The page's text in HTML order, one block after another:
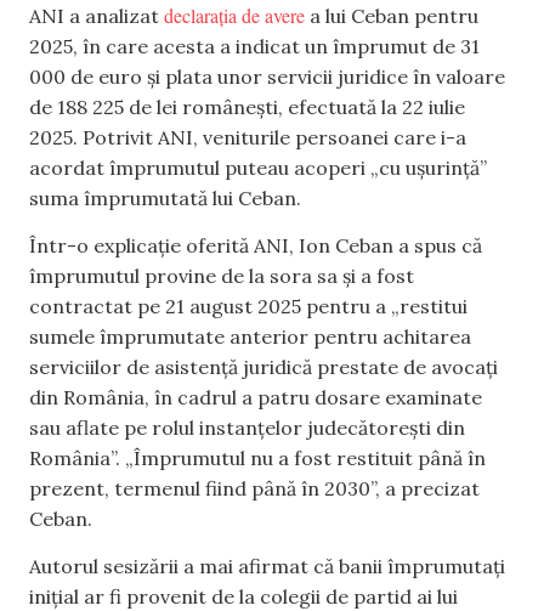
ANI a analizat declarația de avere a lui Ceban pentru
2025, în care acesta a indicat un împrumut de 31
000 de euro și plata unor servicii juridice în valoare
de 188 225 de lei românești, efectuată la 22 iulie
2025. Potrivit ANI, veniturile persoanei care i-a
acordat împrumutul puteau acoperi „cu ușurință”
suma împrumutată lui Ceban.
Într-o explicație oferită ANI, Ion Ceban a spus că
împrumutul provine de la sora sa și a fost
contractat pe 21 august 2025 pentru a „restitui
sumele împrumutate anterior pentru achitarea
serviciilor de asistență juridică prestate de avocați
din România, în cadrul a patru dosare examinate
sau aflate pe rolul instanțelor judecătorești din
România”. „Împrumutul nu a fost restituit până în
prezent, termenul fiind până în 2030”, a precizat
Ceban.
Autorul sesizării a mai afirmat că banii împrumutați
inițial ar fi provenit de la colegii de partid ai lui